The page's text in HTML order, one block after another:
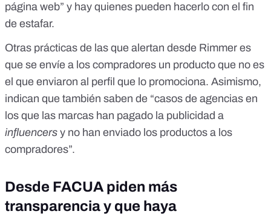
página web” y hay quienes pueden hacerlo con el fin
de estafar.
Otras prácticas de las que alertan desde Rimmer es
que se envíe a los compradores un producto que no es
el que enviaron al perfil que lo promociona. Asimismo,
indican que también saben de “casos de agencias en
los que las marcas han pagado la publicidad a
influencers y no han enviado los productos a los
compradores”.
Desde FACUA piden más
transparencia y que haya